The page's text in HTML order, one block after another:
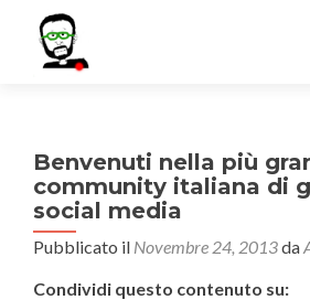
Benvenuti nella più
community italiana di
social media
Pubblicato il Novembre 24, 2013da
Condividi questo contenuto su: